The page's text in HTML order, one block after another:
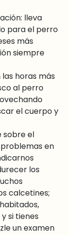
lleva
para el perro
más
siempre
horas más
al perro
el cuerpo y
sobre el
en
los
calcetines;
si tienes
un examen